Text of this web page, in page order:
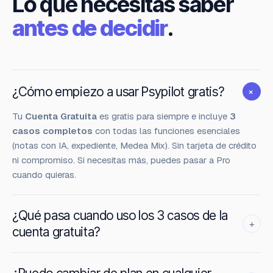
antes de decidir.
¿Cómo empiezo a usar Psypilot gratis? +
Tu Cuenta Gratuita es gratis para siempre e incluye 3
casos completos con todas las funciones esenciales
(notas con IA, expediente, Medea Mix). Sin tarjeta de crédito
ni compromiso. Si necesitas más, puedes pasar a Pro
cuando quieras.
¿Qué pasa cuando uso los 3 casos de la
cuenta gratuita?
+